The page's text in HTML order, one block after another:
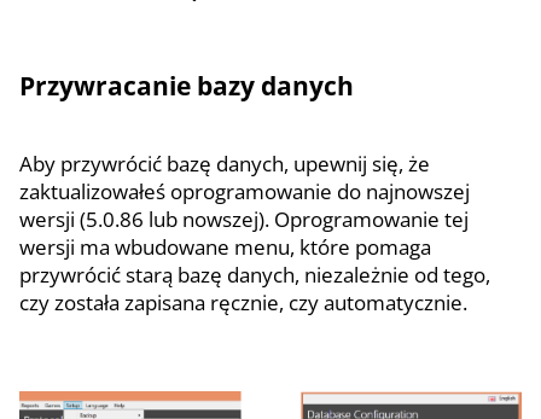
Przywracanie bazy danych
Aby przywrócić bazę danych, upewnij się, że
zaktualizowałeś oprogramowanie do najnowszej
wersji (5.0.86 lub nowszej). Oprogramowanie tej
wersji ma wbudowane menu, które pomaga
przywrócić starą bazę danych, niezależnie od tego,
czy została zapisana ręcznie, czy automatycznie.